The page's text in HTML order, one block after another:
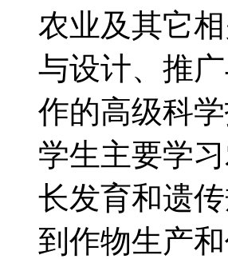
农业及其它
与设计、推
作的高级科
学生主要学
长发育和遗
到作物生产